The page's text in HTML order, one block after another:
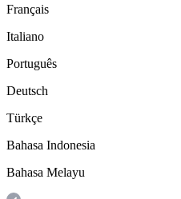
Français
Italiano
Português
Deutsch
Türkçe
Bahasa Indonesia
Bahasa Melayu